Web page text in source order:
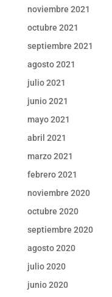
noviembre 2021
octubre 2021
septiembre 2021
agosto 2021
julio 2021
junio 2021
mayo 2021
abril 2021
marzo 2021
febrero 2021
noviembre 2020
octubre 2020
septiembre 2020
agosto 2020
julio 2020
junio 2020